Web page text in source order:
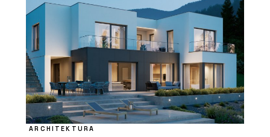
ARCHITEKTURA